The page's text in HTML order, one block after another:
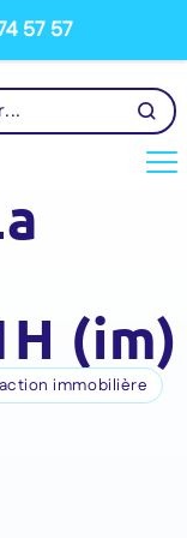
57 57
(im)
immobilière